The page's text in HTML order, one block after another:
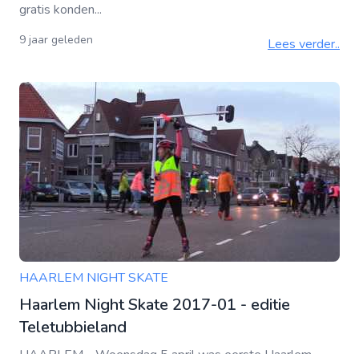
gratis konden...
9 jaar geleden Lees verder..
HAARLEM NIGHT SKATE
Haarlem Night Skate 2017-01 - editie
Teletubbieland